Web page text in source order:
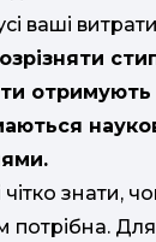
ваші
отримують
знати,
потрібна.